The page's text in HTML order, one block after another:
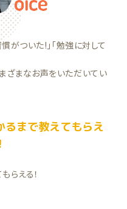
がついた!」「勉強に対して
ざまなお声をいただいてい
るまで教えてもらえ
らえる！